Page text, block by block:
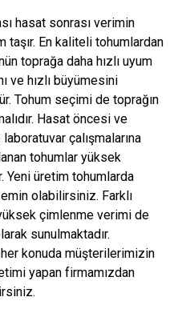
hasat sonrası verimin
taşır. En kaliteli tohumlardan
toprağa daha hızlı uyum
ve hızlı büyümesini
Tohum seçimi de toprağın
Hasat öncesi ve
çalışmalarına
tohumlar yüksek
Yeni üretim tohumlarda
olabilirsiniz. Farklı
çimlenme verimi de
sunulmaktadır.
konuda müşterilerimizin
yapan firmamızdan